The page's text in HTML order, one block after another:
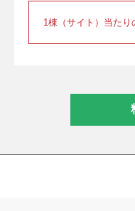
1棟（サイト）当た